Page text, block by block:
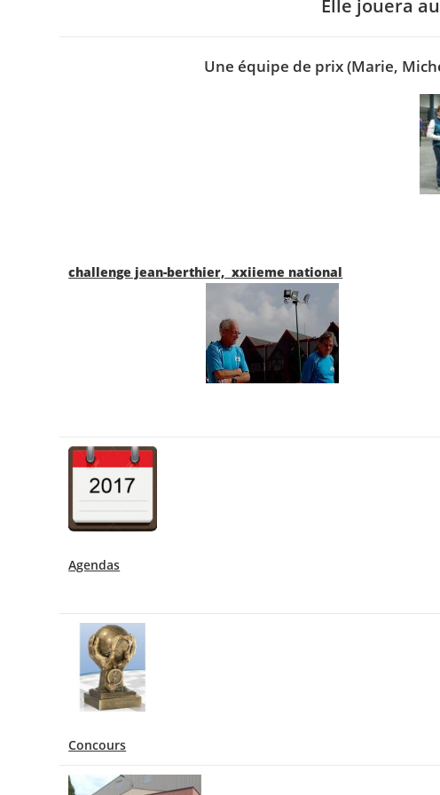
Elle jouera
Une équipe de prix (Marie,
challenge jean-berthier, xxiieme national
Agendas
Concours